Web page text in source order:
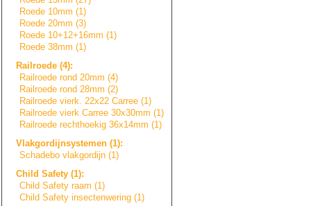
Roede 10mm (1)
Roede 20mm (3)
Roede 10+12+16mm (1)
Roede 38mm (1)
Railroede (4):
Railroede rond 20mm (4)
Railroede rond 28mm (2)
Railroede vierk. 22x22 Carree (1)
Railroede vierk Carree 30x30mm (1)
Railroede rechthoekig 36x14mm (1)
Vlakgordijnsystemen (1):
Schadebo vlakgordijn (1)
Child Safety (1):
Child Safety raam (1)
Child Safety insectenwering (1)